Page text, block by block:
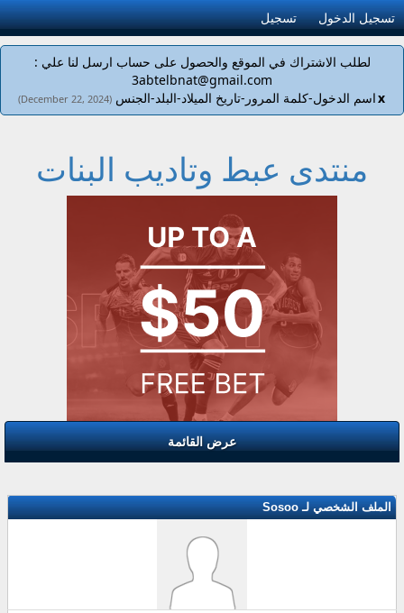
تسجيل الدخول تسجيل
لطلب الاشتراك في الموقع والحصول على حساب ارسل لنا علي :
3abtelbnat@gmail.com
اسم الدخول-كلمة المرور-تاريخ الميلاد-البلد-الجنس(December 22, 2024) x
منتدى عبط وتاديب البنات
عرض القائمة
الملف الشخصي لـ Sosoo